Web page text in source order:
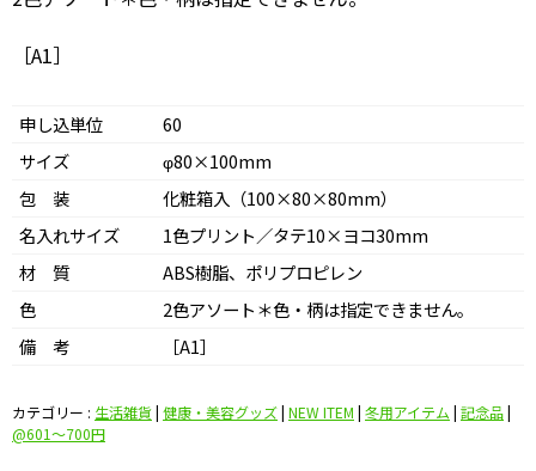
［A1］
申し込単位
60
サイズ
φ80×100mm
包 装
化粧箱入（100×80×80mm）
名入れサイズ
1色プリント／タテ10×ヨコ30mm
材 質
ABS樹脂、ポリプロピレン
色
2色アソート＊色・柄は指定できません。
備 考
［A1］
カテゴリー : 生活雑貨| 健康・美容グッズ| NEW ITEM | 冬用アイテム | 記念品|
@601〜700円